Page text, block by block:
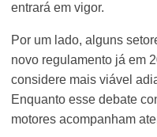
entrará em vigor.
Por um lado, alguns
novo regulamento já em
considere mais viável
Enquanto esse debate
motores acompanham